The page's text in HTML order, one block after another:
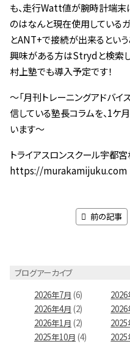
も、走行Watt値が腕時計端末
のはなんと現在使用している
とANT+で接続が出来るという
興味がある方はStrydと検索し
村上塾でも導入予定です！
～「月刊トレーニングアドバイ
信している塾長コラムを、1ケ
います～
トライアスロンスクール宇都
https://murakamijuku.com
前の記事
ブログアーカイブ
2026年7月 (6) 2026
2026年4月 (2) 2026
2026年1月 (2) 2025
2025年10月 (4) 2025